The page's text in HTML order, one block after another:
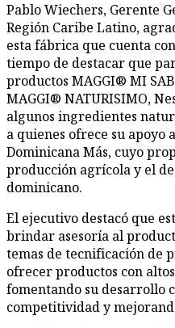
Pablo Wiechers, Gerente
Región Caribe Latino,
esta fábrica que cuenta
tiempo de destacar que
productos MAGGI® MI
MAGGI® NATURISIMO,
algunos ingredientes
a quienes ofrece su apoyo
Dominicana Más, cuyo
producción agrícola y el
dominicano.
El ejecutivo destacó que
brindar asesoría al
temas de tecnificación de
ofrecer productos con
fomentando su desarrollo
competitividad y